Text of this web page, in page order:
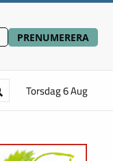
PRENUMERERA
Torsdag 6 Aug